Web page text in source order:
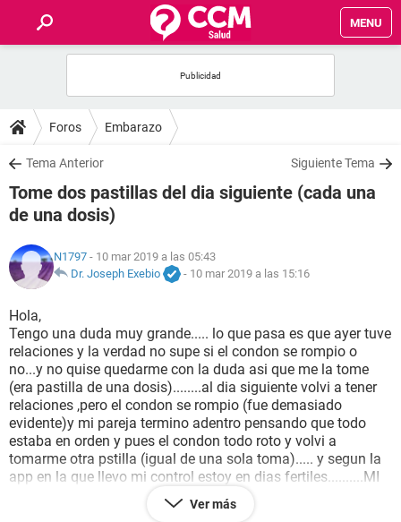
MENU
FOROS
SALUD
FAMILIA
NUTRICIÓN
SEXUALIDAD
GLOSARIO
Foros Embarazo
Tema Anterior Siguiente Tema
Tome dos pastillas del dia siguiente (cada una
de una dosis)
N1797 - 10 mar 2019 a las 05:43
Dr. Joseph Exebio
- 10 mar 2019 a las 15:16
Hola,
Tengo una duda muy grande..... lo que pasa es que ayer tuve
relaciones y la verdad no supe si el condon se rompio o
no...y no quise quedarme con la duda asi que me la tome
(era pastilla de una dosis)........al dia siguiente volvi a tener
relaciones ,pero el condon se rompio (fue demasiado
evidente)y mi pareja termino adentro pensando que todo
estaba en orden y pues el condon todo roto y volvi a
tomarme otra pstilla (igual de una sola toma)..... y segun la
app en la que llevo mi control estoy en dias fertiles..........MI
DUDA ES SI PUEDO QUEDAR EMBARAZADA POR QUE AYER
TOME UNA PASTILLA Y HOY OTRA. gracias ,espero
Ver más